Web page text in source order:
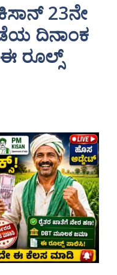
23ನೇ
ದಿನಾಂಕ
ಈ ರೂಲ್ಸ್